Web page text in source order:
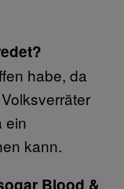
habe, da
ein
kann.
Blood &